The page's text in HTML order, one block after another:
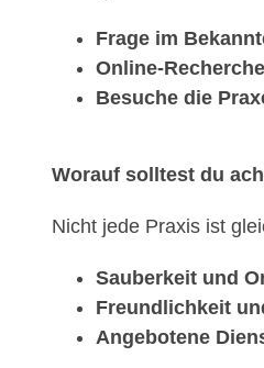
Frage im
Online-
Besuche die
Worauf solltest du
Nicht jede Praxis ist
Sauberkeit und
Freundlichkeit
Angebotene